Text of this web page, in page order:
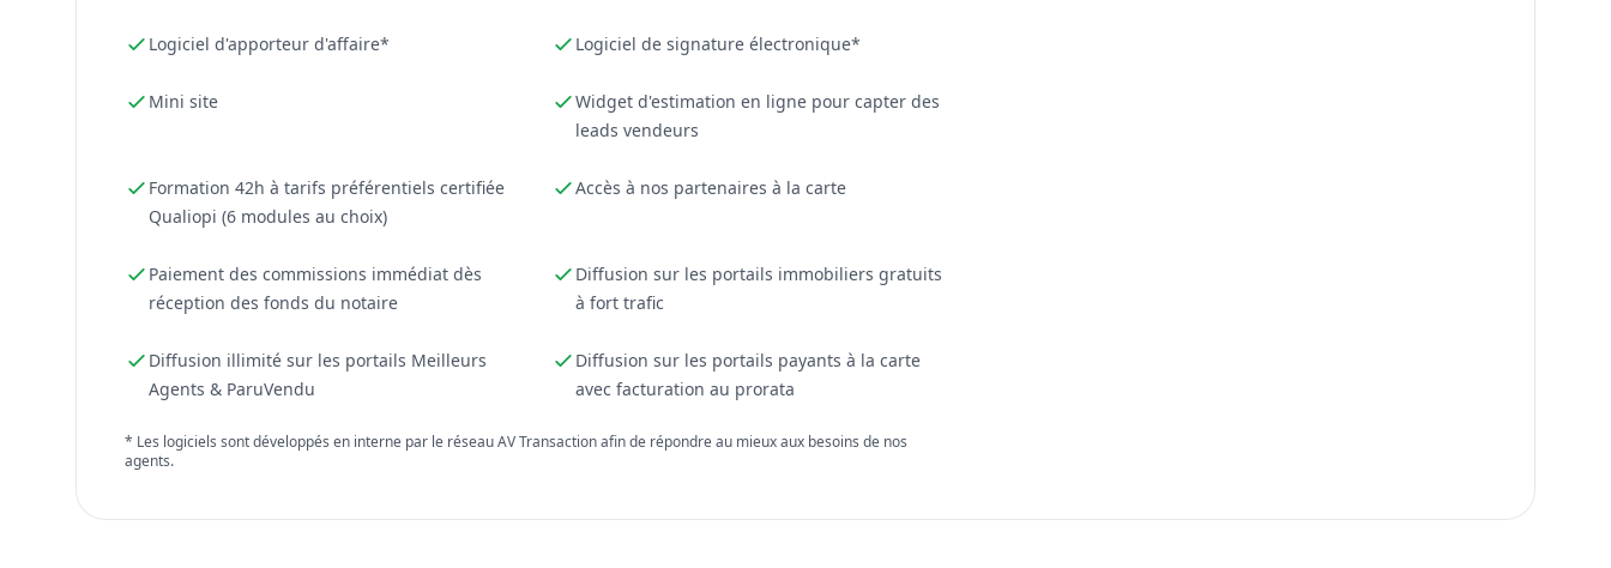
Logiciel d'apporteur d'affaire* Logiciel de signature électronique*
Mini site
Widget d'estimation en ligne pour capter des
leads vendeurs
Formation 42h à tarifs préférentiels certifiée
Qualiopi (6 modules au choix)
Accès à nos partenaires à la carte
Paiement des commissions immédiat dès
réception des fonds du notaire
Diffusion sur les portails immobiliers gratuits
à fort trafic
Diffusion illimité sur les portails Meilleurs
Agents & ParuVendu
Diffusion sur les portails payants à la carte
avec facturation au prorata
* Les logiciels sont développés en interne par le réseau AV Transaction afin de répondre au mieux aux besoins de nos
agents.